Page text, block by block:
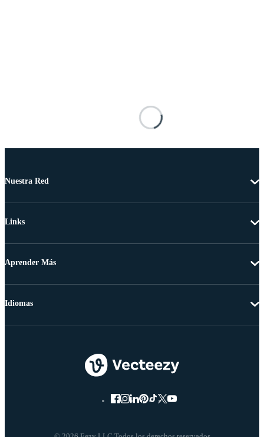
Nuestra Red
Links
Aprender Más
Idiomas